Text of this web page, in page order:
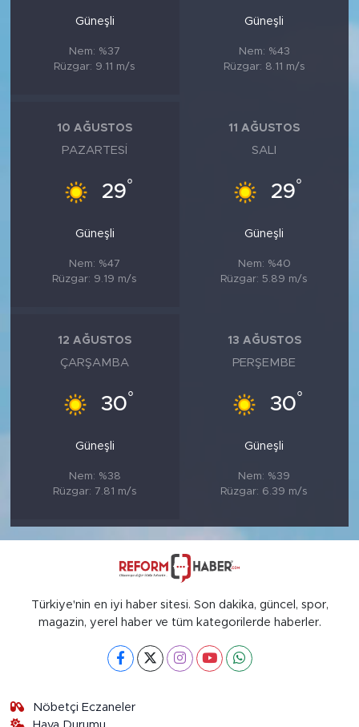
Güneşli
Nem: %37
Rüzgar: 9.11 m/s
Güneşli
Nem: %43
Rüzgar: 8.11 m/s
10 AĞUSTOS
PAZARTESI
29°
Güneşli
Nem: %47
Rüzgar: 9.19 m/s
11 AĞUSTOS
SALI
29°
Güneşli
Nem: %40
Rüzgar: 5.89 m/s
12 AĞUSTOS
ÇARŞAMBA
30°
Güneşli
Nem: %38
Rüzgar: 7.81 m/s
13 AĞUSTOS
PERŞEMBE
30°
Güneşli
Nem: %39
Rüzgar: 6.39 m/s
Türkiye'nin en iyi haber sitesi. Son dakika, güncel, spor,
magazin, yerel haber ve tüm kategorilerde haberler.
Nöbetçi Eczaneler
Hava Durumu